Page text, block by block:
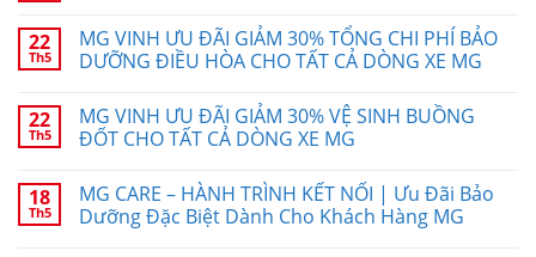
22
Th5
MG VINH ƯU ĐÃI GIẢM 30% TỔNG CHI PHÍ BẢO
DƯỠNG ĐIỀU HÒA CHO TẤT CẢ DÒNG XE MG
22
Th5
MG VINH ƯU ĐÃI GIẢM 30% VỆ SINH BUỒNG
ĐỐT CHO TẤT CẢ DÒNG XE MG
18
Th5
MG CARE – HÀNH TRÌNH KẾT NỐI | Ưu Đãi Bảo
Dưỡng Đặc Biệt Dành Cho Khách Hàng MG